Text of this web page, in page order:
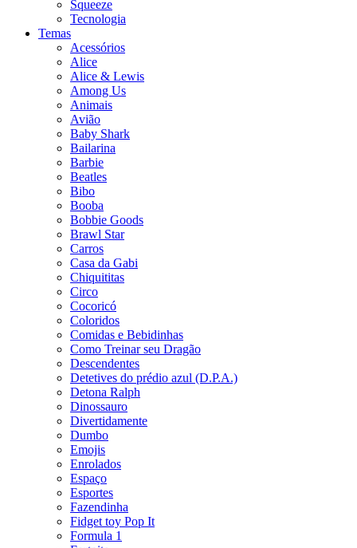
Squeeze
Tecnologia
Temas
Acessórios
Alice
Alice & Lewis
Among Us
Animais
Avião
Baby Shark
Bailarina
Barbie
Beatles
Bibo
Booba
Bobbie Goods
Brawl Star
Carros
Casa da Gabi
Chiquititas
Circo
Cocoricó
Coloridos
Comidas e Bebidinhas
Como Treinar seu Dragão
Descendentes
Detetives do prédio azul (D.P.A.)
Detona Ralph
Dinossauro
Divertidamente
Dumbo
Emojis
Enrolados
Espaço
Esportes
Fazendinha
Fidget toy Pop It
Formula 1